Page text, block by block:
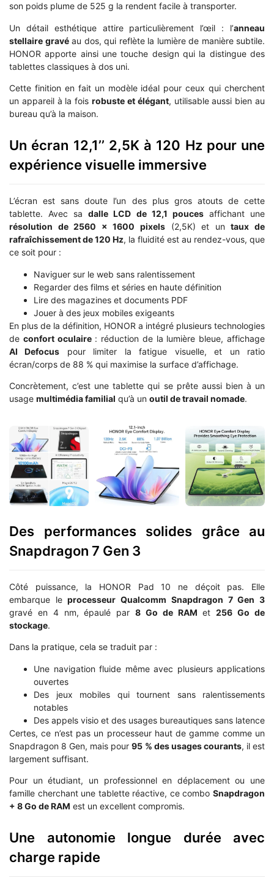
son poids plume de 525 g la rendent facile à transporter.
Un détail esthétique attire particulièrement l’œil : l’anneau
stellaire gravéau dos, qui reflète la lumière de manière subtile.
HONOR apporte ainsi une touche design qui la distingue des
tablettes classiques à dos uni.
Cette finition en fait un modèle idéal pour ceux qui cherchent
un appareil à la foisrobuste et élégant, utilisable aussi bien au
bureau qu’à la maison.
Un écran 12,1’’ 2,5K à 120 Hz pour une
expérience visuelle immersive
L’écran est sans doute l’un des plus gros atouts de cette
tablette. Avec sadalle LCD de 12,1 poucesaffichant une
résolution de 2560 x 1600 pixels (2,5K) et untaux de
rafraîchissement de 120 Hz, la fluidité est au rendez-vous, que
ce soit pour :
Naviguer sur le web sans ralentissement
Regarder des films et séries en haute définition
Lire des magazines et documents PDF
Jouer à des jeux mobiles exigeants
En plus de la définition, HONOR a intégré plusieurs technologies
de confort oculaire: réduction de la lumière bleue, affichage
AI Defocus pour limiter la fatigue visuelle, et un ratio
écran/corps de 88 % qui maximise la surface d’affichage.
Concrètement, c’est une tablette qui se prête aussi bien à un
usage multimédia familial qu’à un outil de travail nomade.
Des performances solides grâce au
Snapdragon 7 Gen 3
Côté puissance, la HONOR Pad 10 ne déçoit pas. Elle
embarque leprocesseur Qualcomm Snapdragon 7 Gen 3
gravé en 4 nm, épaulé par8 Go de RAM et256 Go de
stockage.
Dans la pratique, cela se traduit par :
Une navigation fluide même avec plusieurs applications
ouvertes
Des jeux mobiles qui tournent sans ralentissements
notables
Des appels visio et des usages bureautiques sans latence
Certes, ce n’est pas un processeur haut de gamme comme un
Snapdragon 8 Gen, mais pour95 % des usages courants, il est
largement suffisant.
Pour un étudiant, un professionnel en déplacement ou une
famille cherchant une tablette réactive, ce combo Snapdragon
+ 8 Go de RAM est un excellent compromis.
Une autonomie longue durée avec
charge rapide